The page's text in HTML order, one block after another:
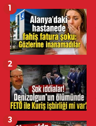
1
2
3